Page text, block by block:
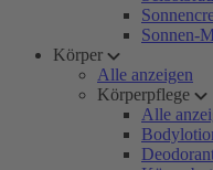
Sonnen-
Körper
Alle anzeigen
Körperpflege
Alle